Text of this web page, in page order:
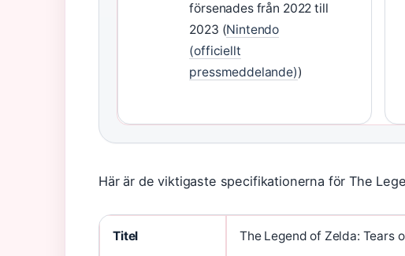
försenades från 2022 till
2023 (Nintendo
(officiellt
pressmeddelande))
Här är de viktigaste specifikationerna för The
Titel The Legend of Zelda: Tears